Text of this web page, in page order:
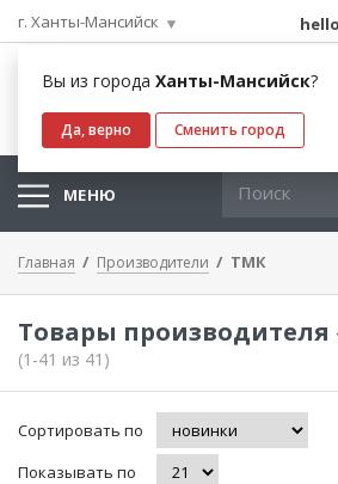
г. Ханты-Мансийск
Вы из города Ханты-Мансийск?
Да, верно Сменить город
МЕНЮ
Главная Производители ТМК
Товары
(1-41 из 41)
Сортировать по
Показывать по